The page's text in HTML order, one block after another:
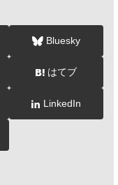
Bluesky
はてブ
LinkedIn